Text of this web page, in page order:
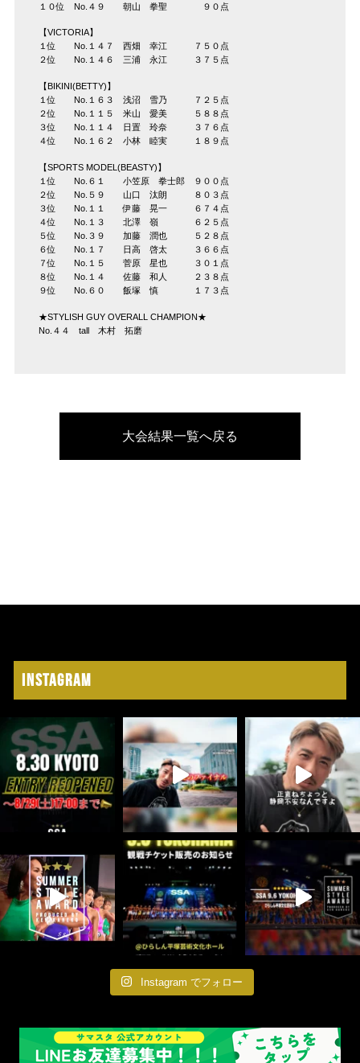
１０位 No.４９ 朝山 拳聖 ９０点
【VICTORIA】
１位 No.１４７ 西畑 幸江 ７５０点
２位 No.１４６ 三浦 永江 ３７５点
【BIKINI(BETTY)】
１位 No.１６３ 浅沼 雪乃 ７２５点
２位 No.１１５ 米山 愛美 ５８８点
３位 No.１１４ 日置 玲奈 ３７６点
４位 No.１６２ 小林 睦実 １８９点
【SPORTS MODEL(BEASTY)】
１位 No.６１ 小笠原 拳士郎 ９００点
２位 No.５９ 山口 汰朗 ８０３点
３位 No.１１ 伊藤 晃一 ６７４点
４位 No.１３ 北澤 嶺 ６２５点
５位 No.３９ 加藤 潤也 ５２８点
６位 No.１７ 日高 啓太 ３６６点
７位 No.１５ 菅原 星也 ３０１点
８位 No.１４ 佐藤 和人 ２３８点
９位 No.６０ 飯塚 慎 １７３点
★STYLISH GUY OVERALL CHAMPION★
No.４４ tall 木村 拓磨
大会結果一覧へ戻る
Instagram
Instagram でフォロー